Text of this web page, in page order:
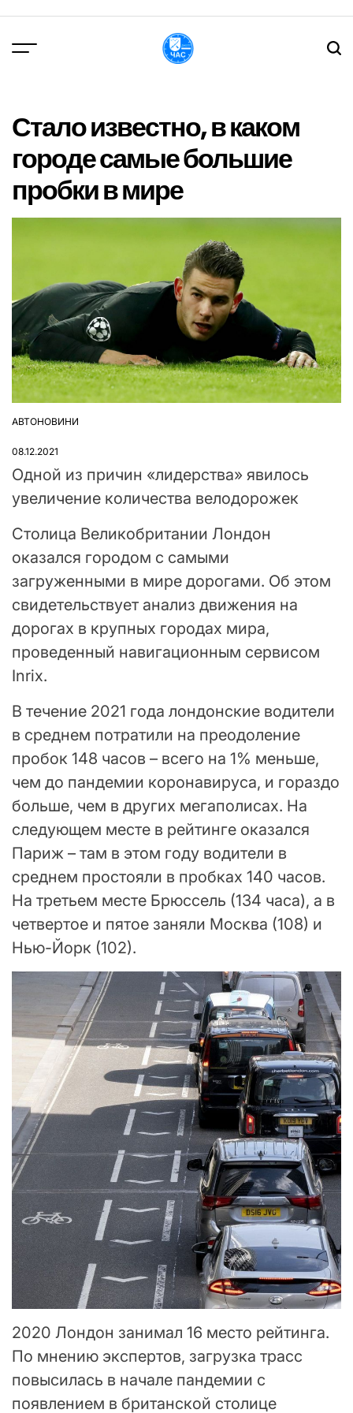
вмісту
Стало известно, в каком
городе самые большие
пробки в мире
ОПУБЛІКУВАТИ
АВТОНОВИНИ
08.12.2021
Одной из причин «лидерства» явилось
увеличение количества велодорожек
Столица Великобритании Лондон
оказался городом с самыми
загруженными в мире дорогами. Об этом
свидетельствует анализ движения на
дорогах в крупных городах мира,
проведенный навигационным сервисом
Inrix.
В течение 2021 года лондонские водители
в среднем потратили на преодоление
пробок 148 часов – всего на 1% меньше,
чем до пандемии коронавируса, и гораздо
больше, чем в других мегаполисах. На
следующем месте в рейтинге оказался
Париж – там в этом году водители в
среднем простояли в пробках 140 часов.
На третьем месте Брюссель (134 часа), а в
четвертое и пятое заняли Москва (108) и
Нью-Йорк (102).
2020 Лондон занимал 16 место рейтинга.
По мнению экспертов, загрузка трасс
повысилась в начале пандемии с
появлением в британской столице